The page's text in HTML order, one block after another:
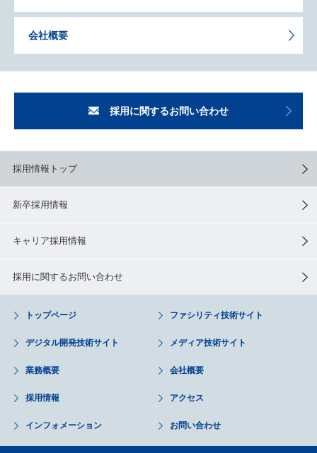
会社概要
採用に関するお問い合わせ
採用情報トップ
新卒採用情報
キャリア採用情報
採用に関するお問い合わせ
トップページ ファシリティ技術サイト
デジタル開発技術サイト メディア技術サイト
業務概要 会社概要
採用情報 アクセス
インフォメーション お問い合わせ